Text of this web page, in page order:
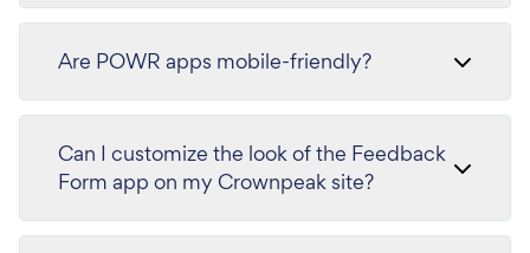
Are POWR apps mobile-friendly?
Can I customize the look of the Feedback
Form app on my Crownpeak site?